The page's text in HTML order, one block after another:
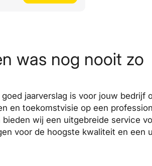
was nog nooit zo
jaarverslag is voor jouw bedrijf
en toekomstvisie op een
wij een uitgebreide service
voor de hoogste kwaliteit en een